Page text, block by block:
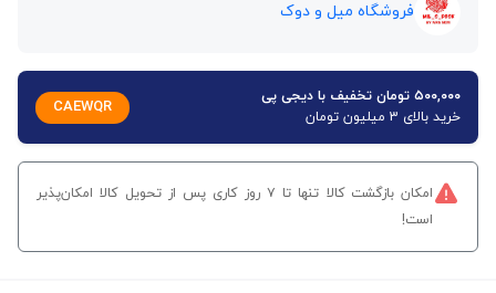
فروشگاه میل و دوک
۵۰۰,۰۰۰ تومان تخفیف با دیجی پی
خرید بالای 3 میلیون تومان
CAEWQR
امکان بازگشت کالا تنها تا ۷ روز کاری پس از تحویل کالا امکان‌پذیر
است!